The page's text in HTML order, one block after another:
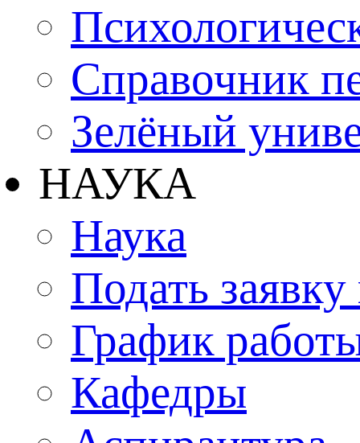
Справочник
Зелёный
НАУКА
Наука
Подать
График
Кафедры